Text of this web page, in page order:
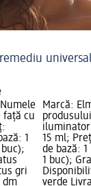
față cu
1
gri
dm
Marcă:
iluminator
15 ml;
de bază:
1 buc);
verde